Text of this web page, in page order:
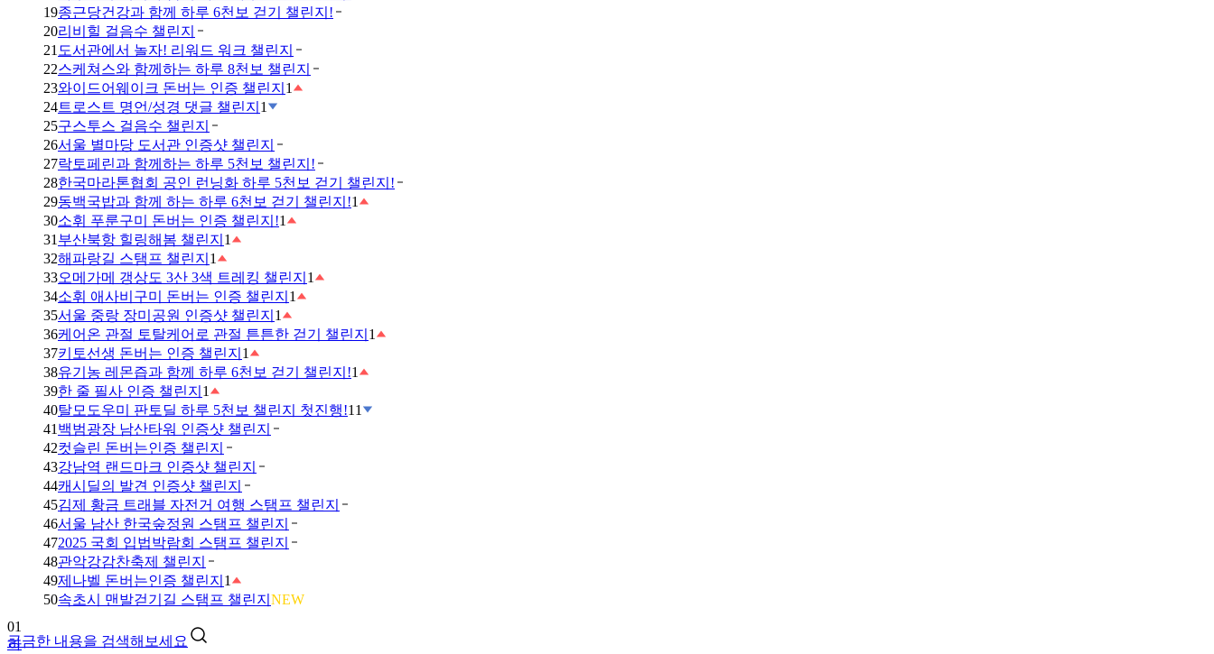
19종근당건강과 함께 하루 6천보 걷기 챌린지!
20리비힐 걸음수 챌린지
21 도서관에서 놀자! 리워드 워크 챌린지
22스케쳐스와 함께하는 하루 8천보 챌린지
23와이드어웨이크 돈버는 인증 챌린지 1
24트로스트 명언/성경 댓글 챌린지 1
25구스투스 걸음수 챌린지
26서울 별마당 도서관 인증샷 챌린지
27락토페린과 함께하는 하루 5천보 챌린지!
28한국마라톤협회 공인 런닝화 하루 5천보 걷기 챌린지!
29동백국밥과 함께 하는 하루 6천보 걷기 챌린지!1
30소휘 푸룬구미 돈버는 인증 챌린지!1
31 부산북항 힐링해봄 챌린지 1
32해파랑길 스탬프 챌린지 1
33오메가메 갱상도 3산 3색 트레킹 챌린지 1
34소휘 애사비구미 돈버는 인증 챌린지 1
35서울 중랑 장미공원 인증샷 챌린지 1
36케어온 관절 토탈케어로 관절 튼튼한 걷기 챌린지 1
37키토선생 돈버는 인증 챌린지 1
38유기농 레몬즙과 함께 하루 6천보 걷기 챌린지!1
39한 줄 필사 인증 챌린지 1
40탈모도우미 판토딜 하루 5천보 챌린지 첫진행!11
41 백범광장 남산타워 인증샷 챌린지
42컷슬린 돈버는인증 챌린지
43강남역 랜드마크 인증샷 챌린지
44캐시딜의 발견 인증샷 챌린지
45김제 황금 트래블 자전거 여행 스탬프 챌린지
46서울 남산 한국숲정원 스탬프 챌린지
472025 국회 입법박람회 스탬프 챌린지
48관악강감찬축제 챌린지
49제나벨 돈버는인증 챌린지 1
50속초시 맨발걷기길 스탬프 챌린지 NEW
궁금한 내용을 검색해보세요
01
하